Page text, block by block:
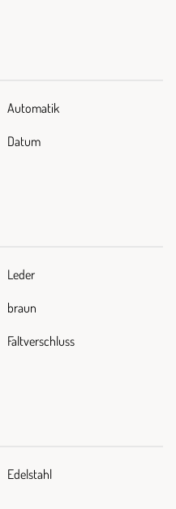
Automatik
Datum
Leder
braun
Faltverschluss
Edelstahl